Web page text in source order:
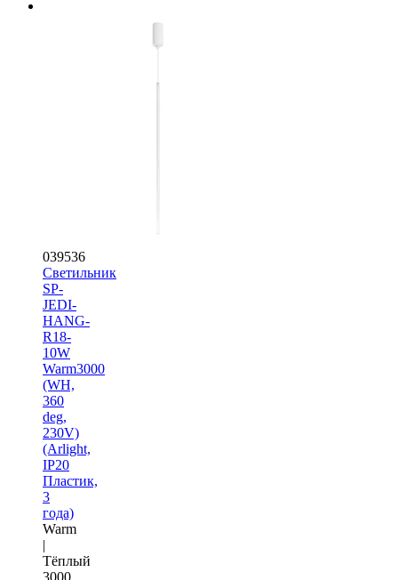
039536
Светильник
SP-
JEDI-
HANG-
R18-
10W
Warm3000
(WH,
360
deg,
230V)
(Arlight,
IP20
Пластик,
3
года)
Warm
|
Тёплый
3000